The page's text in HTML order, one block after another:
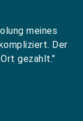
meines
Der
gezahlt."